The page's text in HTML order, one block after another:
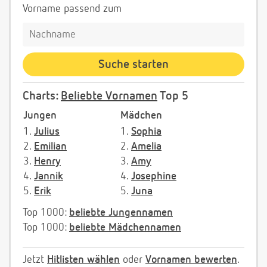
Vorname passend zum
Charts: Beliebte Vornamen Top 5
Jungen
Mädchen
1. Julius
2. Emilian
3. Henry
4. Jannik
5. Erik
1. Sophia
2. Amelia
3. Amy
4. Josephine
5. Juna
Top 1000: beliebte Jungennamen
Top 1000: beliebte Mädchennamen
Jetzt Hitlisten wählen oder Vornamen bewerten.